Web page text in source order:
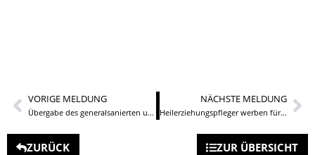
VORIGE MELDUNG
Übergabe des generalsanierten und digitalisierten TGS BBZ Neunkirchen
NÄCHSTE MELDUNG
Heilerziehungspfleger werben für ihren Beruf
ZURÜCK ZUR ÜBERSICHT